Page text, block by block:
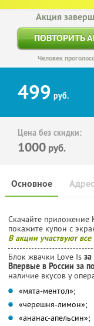
Акция
ПОВТОРИТЬ
Человек
499 руб.
Цена без скидки:
1000 руб.
Основное
Скачайте приложение
покажите купон с
В акции участвуют
Блок жвачки Love Is
Впервые в России за
наличие вкусов у
«мята-ментол»;
«черешня-лимон»;
«ананас-апельсин»;